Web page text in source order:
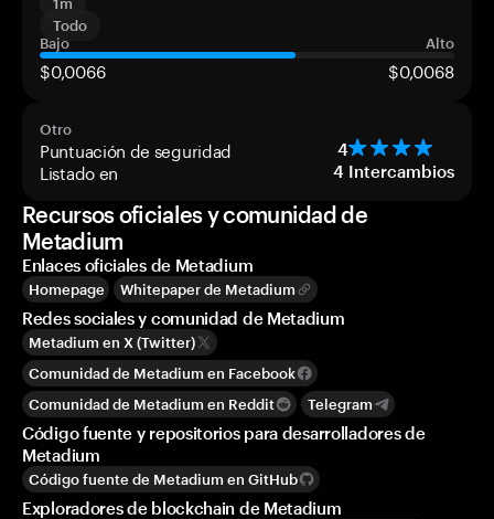
Todo
Bajo
Alto
$0,0066 $0,0068
Otro
Puntuación de seguridad 4
Listado en 4 Intercambios
Recursos oficiales y comunidad de
Metadium
Enlaces oficiales de Metadium
Homepage Whitepaper de Metadium
Redes sociales y comunidad de Metadium
Metadium en X (Twitter)
Comunidad de Metadium en Facebook
Comunidad de Metadium en Reddit
Telegram
Código fuente y repositorios para desarrolladores de
Metadium
Código fuente de Metadium en GitHub
Exploradores de blockchain de Metadium